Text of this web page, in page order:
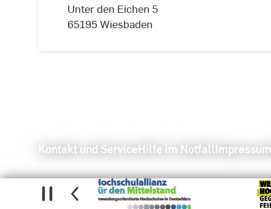
Unter den Eichen 5
65195 Wiesbaden
Kontakt und ServiceHilfe im NotfallImpressum